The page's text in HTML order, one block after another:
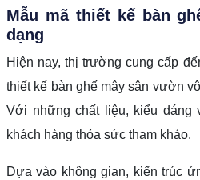
Mẫu mã thiết kế bàn
dạng
Hiện nay, thị trường cung cấp
thiết kế bàn ghế mây sân vườn
Với những chất liệu, kiểu dáng
khách hàng thỏa sức tham khảo.
Dựa vào không gian, kiến trúc